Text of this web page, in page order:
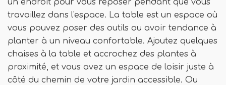
un endroit pour vous reposer pendant que vous
travaillez dans l'espace. La table est un espace où
vous pouvez poser des outils ou avoir tendance à
planter à un niveau confortable. Ajoutez quelques
chaises à la table et accrochez des plantes à
proximité, et vous avez un espace de loisir juste à
côté du chemin de votre jardin accessible. Ou